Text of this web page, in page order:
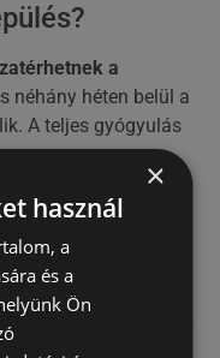
a
néhány héten belül a
A teljes gyógyulás
a
keresztül
teljesen eltűnnek
estél
×
használ
a
és a
Ön